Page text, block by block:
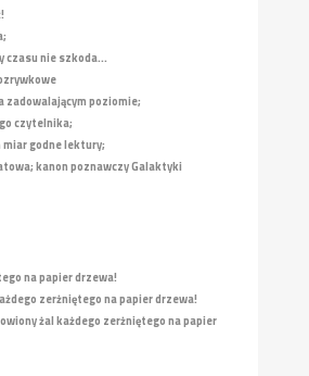
czasu nie szkoda...
poziomie;
czytelnika;
godne lektury;
kanon poznawczy Galaktyki
na papier drzewa!
zerżniętego na papier drzewa!
żal każdego zerżniętego na papier